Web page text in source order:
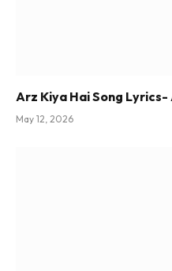
Arz Kiya Hai Song Lyrics-
May 12, 2026